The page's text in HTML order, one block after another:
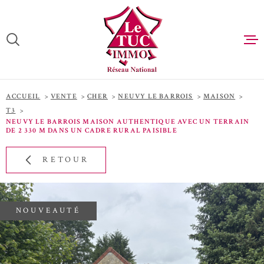
recherche
menu
principal
contenu
ACCUEIL
QUI
NOUS
ACHETER A
ACCUEIL VENTE CHER NEUVY LE BARROIS
MAISON
T3
NEUVY LE BARROIS MAISON AUTHENTIQUE AVEC UN TERRAIN
DE 2 330 M DANS UN CADRE RURAL PAISIBLE
RETOUR
NOUVEAUTÉ
VOTRE
RECHERCHE
Budget